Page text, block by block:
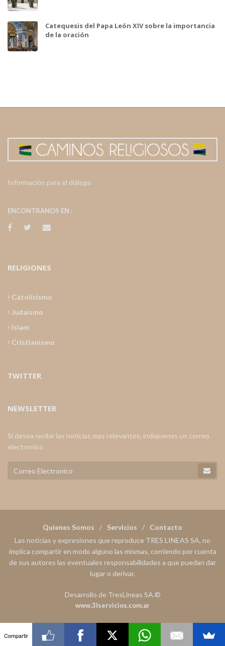
Catequesis del Papa León XIV sobre la importancia
de la oración
Información para el diálogo
ENCONTRANOS EN :
RELIGIONES
Catolicismo
Judaismo
Islam
Cristianismo
TWITTER
NEWSLETTER
Si desea recibir las noticias mas relevantes, indiquenos un correo
electronico
Quienes Somos Servicios
Contacto
Las noticias y expresiones que reproduce TRES LINEAS SA, no
implica compartir en modo alguno las mismas, corriendo por cuenta
de sus autores las eventuales responsabilidades a que puedan dar
lugar o derivar.
Desarrollo de TresLineas SA.©
www.3lservicios.com.ar
Compartir